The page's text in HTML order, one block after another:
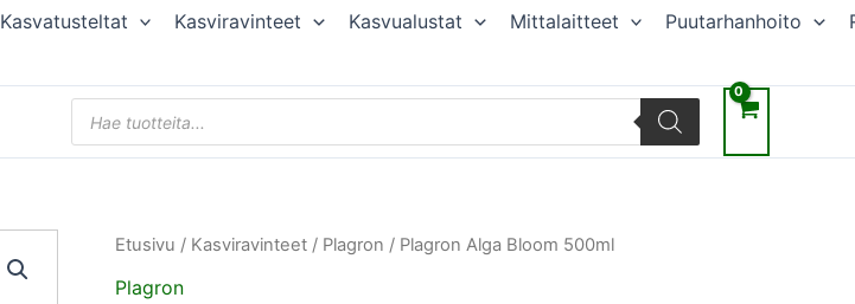
Kasvatusteltat Kasviravinteet Kasvualustat Mittalaitteet Puutarhanhoito
Products
search
Etusivu / Kasviravinteet / Plagron / Plagron Alga Bloom 500ml
Plagron
Alkuperäinen
Nykyinen